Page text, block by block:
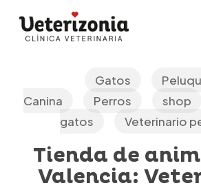
Gatos
Canina
Perros shop
gatos
Veterinario
Tienda de
Valencia: